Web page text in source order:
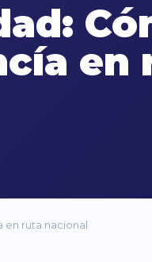
en
ruta nacional